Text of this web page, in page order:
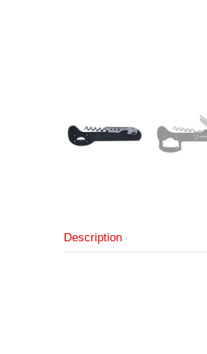
Description